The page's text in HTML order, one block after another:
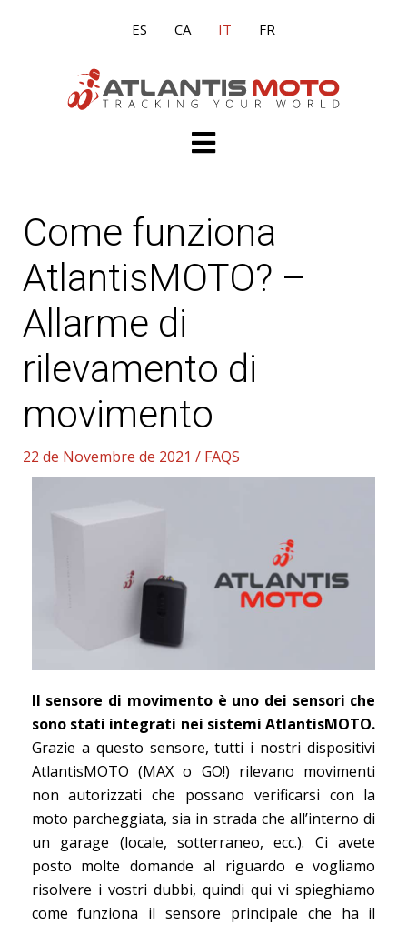
ES CA IT FR
Main
Menu
Come funziona
AtlantisMOTO? –
Allarme di
rilevamento di
movimento
22 de Novembre de 2021 / FAQS
Il sensore di movimento è uno dei sensori che
sono stati integrati nei sistemi AtlantisMOTO.
Grazie a questo sensore, tutti i nostri dispositivi
AtlantisMOTO (MAX o GO!) rilevano movimenti
non autorizzati che possano verificarsi con la
moto parcheggiata, sia in strada che all’interno di
un garage (locale, sotterraneo, ecc.). Ci avete
posto molte domande al riguardo e vogliamo
risolvere i vostri dubbi, quindi qui vi spieghiamo
come funziona il sensore principale che ha il